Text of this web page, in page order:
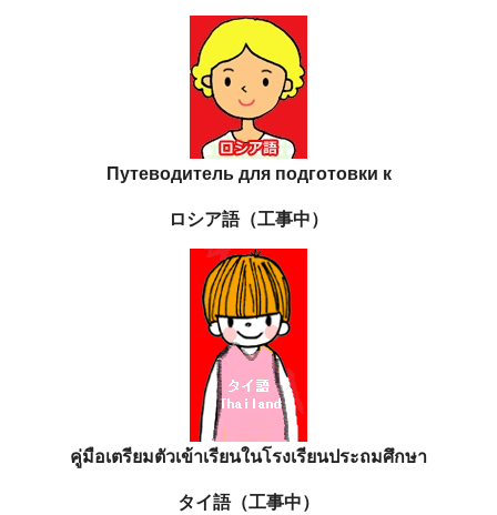
Путеводитель для подготовки к
ロシア語（工事中）
คู่มือเตรียมตัวเข้าเรียนในโรงเรียนประถมศึกษา
タイ語（工事中）